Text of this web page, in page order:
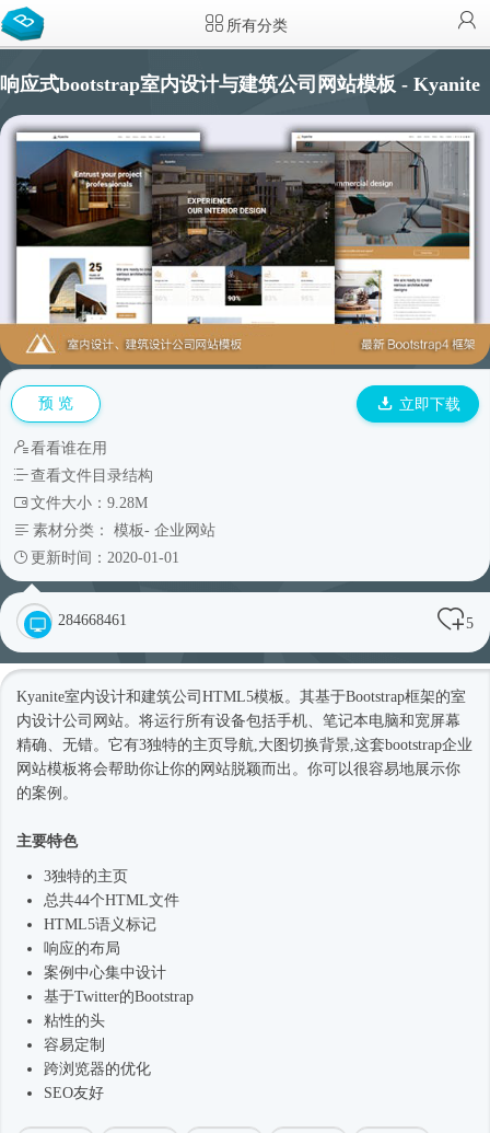
所有分类
响应式bootstrap室内设计与建筑公司网站模板 - Kyanite
预 览 立即下载
看看谁在用
查看文件目录结构
文件大小：9.28M
素材分类： 模板- 企业网站
更新时间：2020-01-01
284668461 5
Kyanite室内设计和建筑公司 HTML5模板 。其基于Bootstrap框架的室
内设计公司网站。将运行所有设备包括手机、笔记本电脑和宽屏幕
精确、无错。它有3独特的主页导航,大图切换背景,这套bootstrap企业
网站模板将会帮助你让你的网站脱颖而出。你可以很容易地展示你
的案例。
主要特色
3独特的主页
总共44个HTML文件
HTML5语义标记
响应的布局
案例中心集中设计
基于Twitter的Bootstrap
粘性的头
容易定制
跨浏览器的优化
SEO友好